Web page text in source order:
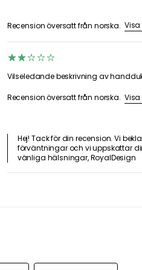
Recension översatt från norska.
Vilseledande beskrivning av
Recension översatt från norska.
Hej! Tack för din recension. Vi
förväntningar och vi uppskattar
vänliga hälsningar, RoyalDesign